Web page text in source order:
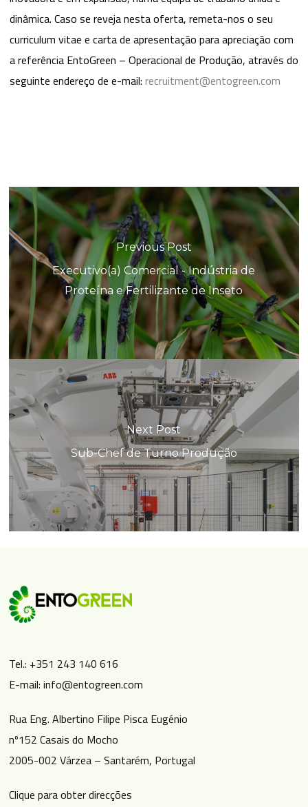
dinâmica. Caso se reveja nesta oferta, remeta-nos o seu
curriculum vitae e carta de apresentação para apreciação com
a referência EntoGreen – Operacional de Produção, através do
seguinte endereço de e-mail: recruitment@entogreen.com
Previous Post
Executivo(a) Comercial - Indústria de
Proteína e Fertilizante de Inseto
Next Post
Sub-Chef de Turno Produção
Tel.: +351 243 140 616
E-mail: info@entogreen.com
Rua Eng. Albertino Filipe Pisca Eugénio
nº152 Casais do Mocho
2005-002 Várzea – Santarém, Portugal
Clique para obter direcções